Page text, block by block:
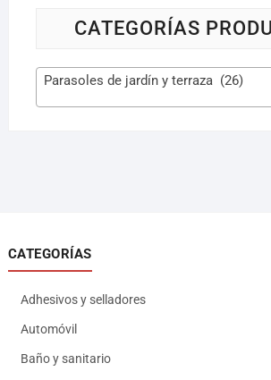
CATEGORÍAS
Parasoles de jardín y terraza (26)
CATEGORÍAS
Adhesivos y selladores
Automóvil
Baño y sanitario